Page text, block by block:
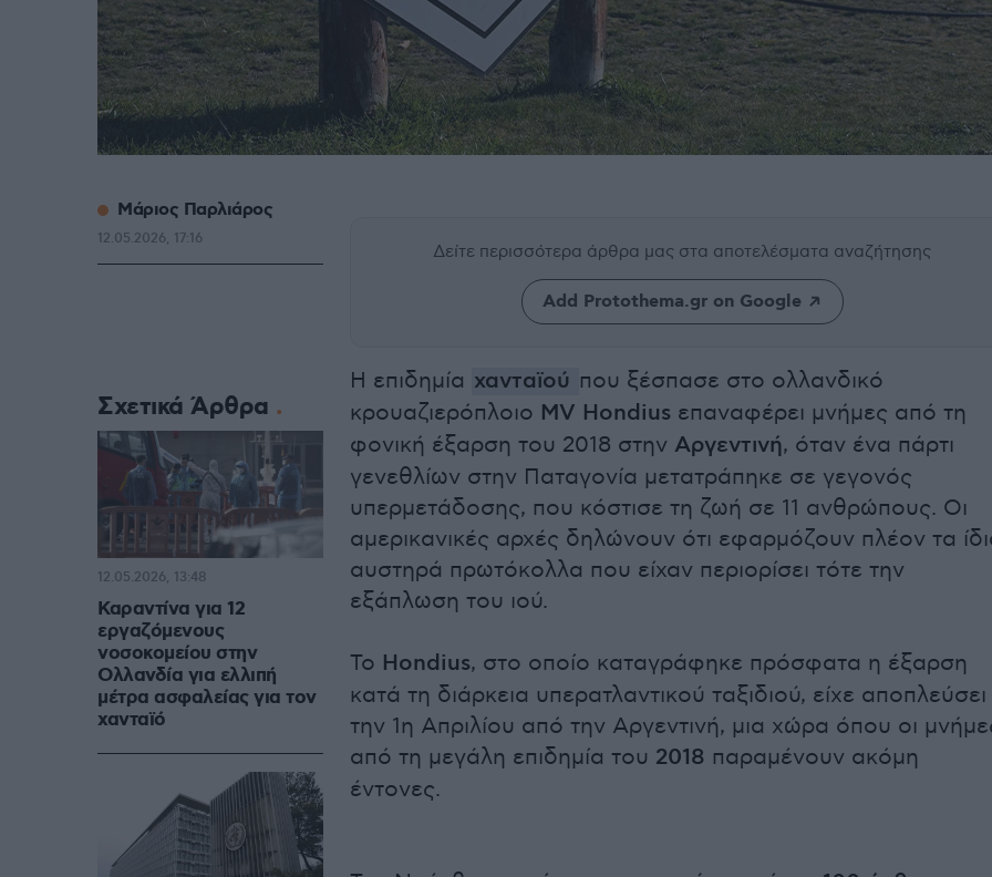
Δείτε περισσότερα άρθρα μας στα αποτελέσματα αναζήτησης
Add Protothema.gr on Google
Η επιδημία χανταϊού που ξέσπασε στο ολλανδικό
κρουαζιερόπλοιο MV Hondius επαναφέρει μνήμες από τη
φονική έξαρση του 2018 στην Αργεντινή, όταν ένα πάρτι
γενεθλίων στην Παταγονία μετατράπηκε σε γεγονός
υπερμετάδοσης, που κόστισε τη ζωή σε 11 ανθρώπους. Οι
αμερικανικές αρχές δηλώνουν ότι εφαρμόζουν πλέον τα
αυστηρά πρωτόκολλα που είχαν περιορίσει τότε την
εξάπλωση του ιού.
Το Hondius, στο οποίο καταγράφηκε πρόσφατα η έξαρση
κατά τη διάρκεια υπερατλαντικού ταξιδιού, είχε αποπλεύσει
την 1η Απριλίου από την Αργεντινή, μια χώρα όπου οι
από τη μεγάλη επιδημία του 2018 παραμένουν ακόμη
έντονες.
Μάριος Παρλιάρος
12.05.2026, 17:16
Σχετικά Άρθρα
Καραντίνα για 12
εργαζόμενους
νοσοκομείου στην
Ολλανδία για ελλιπή
μέτρα ασφαλείας για τον
χανταϊό
12.05.2026, 13:48